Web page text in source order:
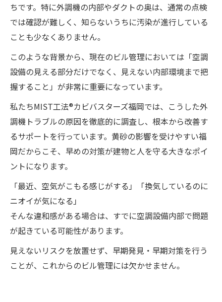
ちです。特に外調機の内部やダクトの奥は、通常の点検
では確認が難しく、知らないうちに汚染が進行している
ことも少なくありません。
このような背景から、現在のビル管理においては「空調
設備の見える部分だけでなく、見えない内部環境まで把
握すること」が非常に重要になっています。
私たちMIST工法®カビバスターズ福岡では、こうした外
調機トラブルの原因を徹底的に調査し、根本から改善す
るサポートを行っています。黄砂の影響を受けやすい福
岡だからこそ、早めの対策が建物と人を守る大きなポイ
ントになります。
「最近、空気がこもる感じがする」「換気しているのに
ニオイが気になる」
そんな違和感がある場合は、すでに空調設備内部で問題
が起きている可能性があります。
見えないリスクを放置せず、早期発見・早期対策を行う
ことが、これからのビル管理には欠かせません。